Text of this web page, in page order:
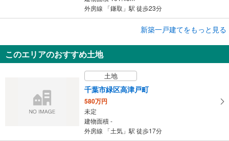
外房線 「鎌取」駅 徒歩23分
千葉市緑区平山町
建物面積 101.43m 2
外房線 「鎌取」駅 徒歩23分
新築一戸建てをもっと見る
このエリアのおすすめ土地
土地
千葉市緑区高津戸町
580万円
未定
建物面積 -
外房線 「土気」駅 徒歩17分